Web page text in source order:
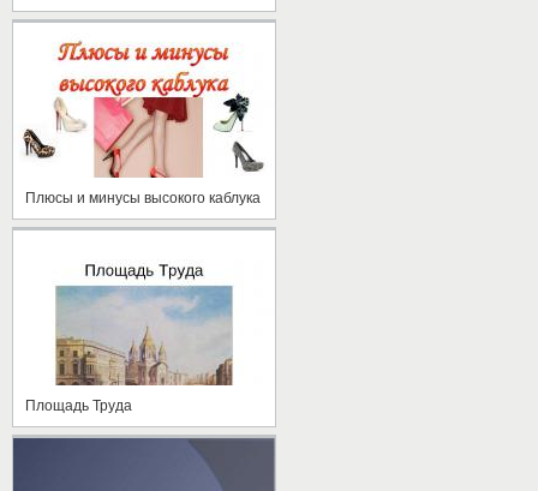
Плюсы и минусы высокого каблука
Площадь Труда